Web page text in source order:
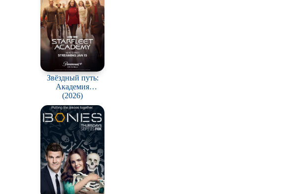
Звёздный путь:
Академия
Звёздного флота /
Star Trek: Starfleet
Academy
(2026)